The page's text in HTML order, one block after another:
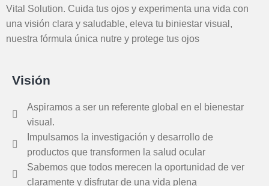
Vital Solution. Cuida tus ojos y experimenta una vida con
una visión clara y saludable, eleva tu biniestar visual,
nuestra fórmula única nutre y protege tus ojos
Visión
Aspiramos a ser un referente global en el bienestar
visual.
Impulsamos la investigación y desarrollo de
productos que transformen la salud ocular
Sabemos que todos merecen la oportunidad de ver
claramente y disfrutar de una vida plena